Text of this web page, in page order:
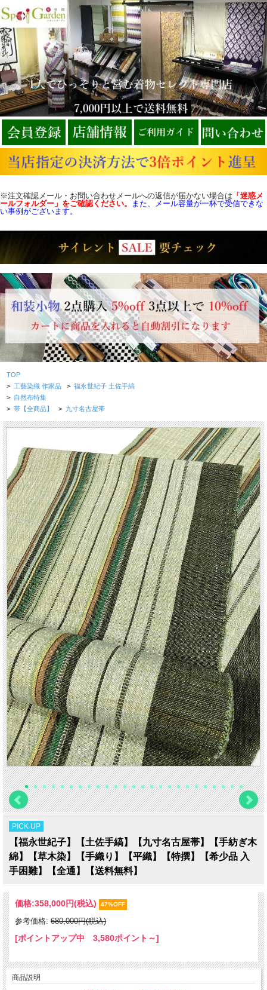
※注文確認メール・お問い合わせメールへの返信が届かない場合は 「迷惑メ
ールフォルダー」をご確認ください。
また、メール容量が一杯で受信できな
い事例がございます。
TOP
> 工藝染織 作家品 > 福永世紀子 土佐手縞
> 自然布特集
> 帯【全商品】 > 九寸名古屋帯
PICK UP
【福永世紀子】【土佐手縞】【九寸名古屋帯】【手紡ぎ木
綿】【草木染】【手織り】【平織】【特撰】【希少品 入
手困難】【全通】【送料無料】
価格:358,000円(税込) 47%OFF
参考価格: 680,000円(税込)
[ポイントアップ中 3,580ポイント～]
商品説明